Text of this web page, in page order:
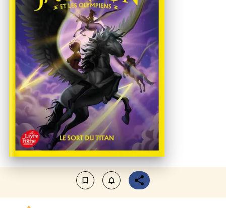
bookmark_border notifications_none_outlined